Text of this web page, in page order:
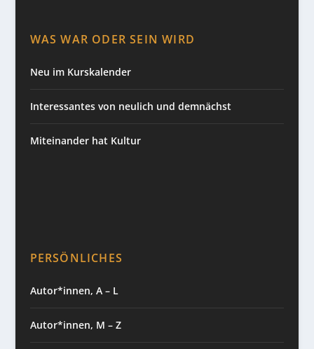
WAS WAR ODER SEIN WIRD
Neu im Kurskalender
Interessantes von neulich und demnächst
Miteinander hat Kultur
PERSÖNLICHES
Autor*innen, A – L
Autor*innen, M – Z